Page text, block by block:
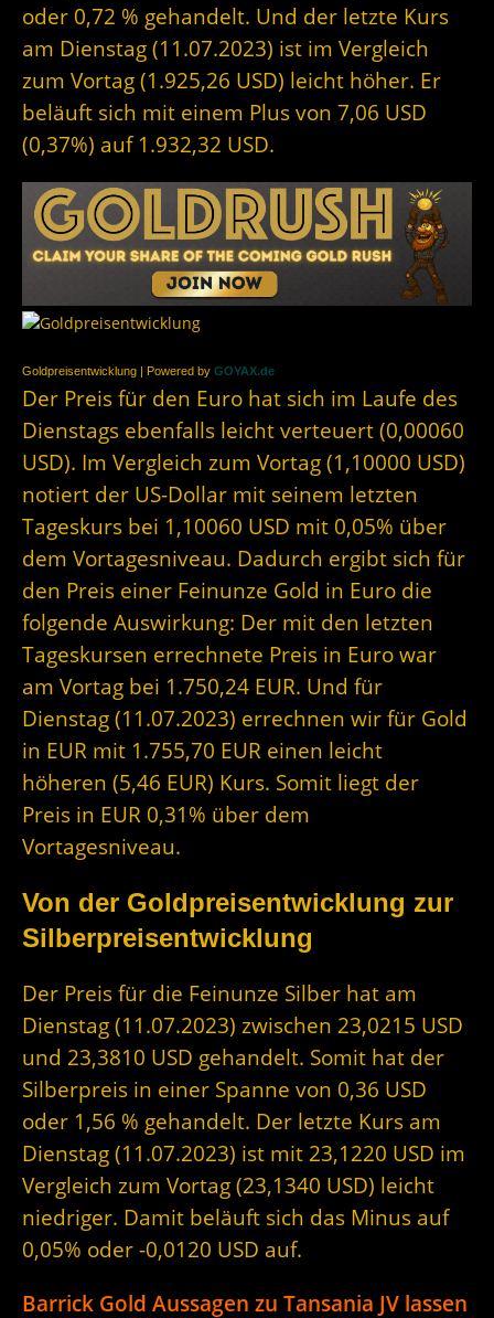
oder 0,72 % gehandelt. Und der letzte Kurs
am Dienstag (11.07.2023) ist im Vergleich
zum Vortag (1.925,26 USD) leicht höher. Er
beläuft sich mit einem Plus von 7,06 USD
(0,37%) auf 1.932,32 USD.
Goldpreisentwicklung | Powered by GOYAX.de
Der Preis für den Euro hat sich im Laufe des
Dienstags ebenfalls leicht verteuert (0,00060
USD). Im Vergleich zum Vortag (1,10000 USD)
notiert der US-Dollar mit seinem letzten
Tageskurs bei 1,10060 USD mit 0,05% über
dem Vortagesniveau. Dadurch ergibt sich für
den Preis einer Feinunze Gold in Euro die
folgende Auswirkung: Der mit den letzten
Tageskursen errechnete Preis in Euro war
am Vortag bei 1.750,24 EUR. Und für
Dienstag (11.07.2023) errechnen wir für Gold
in EUR mit 1.755,70 EUR einen leicht
höheren (5,46 EUR) Kurs. Somit liegt der
Preis in EUR 0,31% über dem
Vortagesniveau.
Von der Goldpreisentwicklung zur
Silberpreisentwicklung
Der Preis für die Feinunze Silber hat am
Dienstag (11.07.2023) zwischen 23,0215 USD
und 23,3810 USD gehandelt. Somit hat der
Silberpreis in einer Spanne von 0,36 USD
oder 1,56 % gehandelt. Der letzte Kurs am
Dienstag (11.07.2023) ist mit 23,1220 USD im
Vergleich zum Vortag (23,1340 USD) leicht
niedriger. Damit beläuft sich das Minus auf
0,05% oder -0,0120 USD auf.
Barrick Gold Aussagen zu Tansania JV lassen